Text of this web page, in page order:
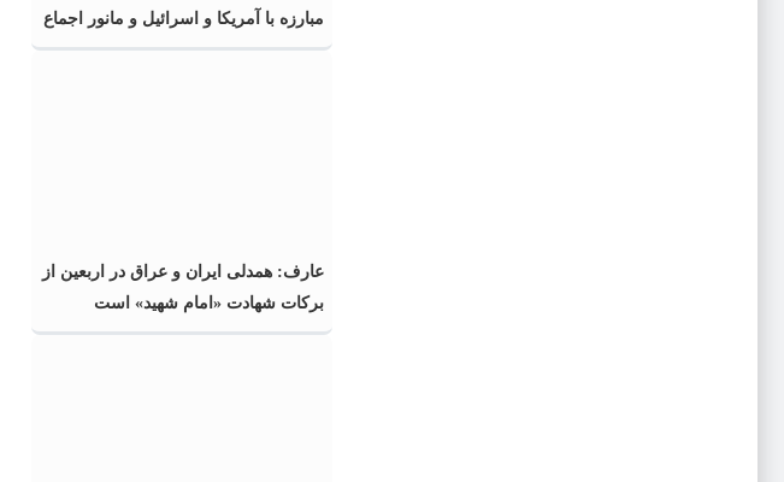
مبارزه با آمریکا و اسرائیل و مانور اجماع
جبهه مقاومت و ملت‌های آزادی‌خواه در
عارف: همدلی ایران و عراق در اربعین از
برکات شهادت «امام شهید» است